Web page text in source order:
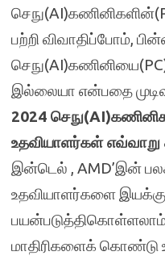
பற்றி விவாதிப்போம்,
இல்லையா என்பதை
2024
உதவியாளர்கள் எவ்வாறு
இன்டெல் , AMD’இன்
உதவியாளர்களை
பயன்படுத்திகொள்ளலாம்,
மாதிரிகளைக் கொண்டு